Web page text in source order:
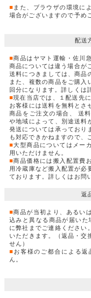
■ また、ブラウザの環境に
場合がございますので予め
配送
■商品はヤマト運輸・佐川
商品については違う場合が
送料につきましては、商品
また、複数の商品をご購入
回分になります。詳しくは
■現在当店では、１配送先
お客様には送料を無料とさ
商品をご注文の場合、 送
や地域によって、別途送料
発送については承っており
も対応できかねますので、
■大型商品についてはメー
用いただけません。
■商品価格には搬入配置費
用冷蔵庫など搬入配置が必
ております。詳しくはお問
返
■商品が当初より、あるい
込みと異なる商品が届い
に弊社までご連絡ください
いただきます。（返品・交
せん）
■ お客様のご都合による
ん。